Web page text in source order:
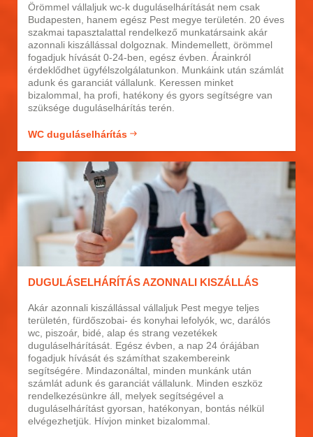
Örömmel vállaljuk wc-k duguláselhárítását nem csak
Budapesten, hanem egész Pest megye területén. 20 éves
szakmai tapasztalattal rendelkező munkatársaink akár
azonnali kiszállással dolgoznak. Mindemellett, örömmel
fogadjuk hívását 0-24-ben, egész évben. Árainkról
érdeklődhet ügyfélszolgálatunkon. Munkáink után számlát
adunk és garanciát vállalunk. Keressen minket
bizalommal, ha profi, hatékony és gyors segítségre van
szüksége duguláselhárítás terén.
WC duguláselhárítás
DUGULÁSELHÁRÍTÁS AZONNALI KISZÁLLÁS
Akár azonnali kiszállással vállaljuk Pest megye teljes
területén, fürdőszobai- és konyhai lefolyók, wc, darálós
wc, piszoár, bidé, alap és strang vezetékek
duguláselhárítását. Egész évben, a nap 24 órájában
fogadjuk hívását és számíthat szakembereink
segítségére. Mindazonáltal, minden munkánk után
számlát adunk és garanciát vállalunk. Minden eszköz
rendelkezésünkre áll, melyek segítségével a
duguláselhárítást gyorsan, hatékonyan, bontás nélkül
elvégezhetjük. Hívjon minket bizalommal.